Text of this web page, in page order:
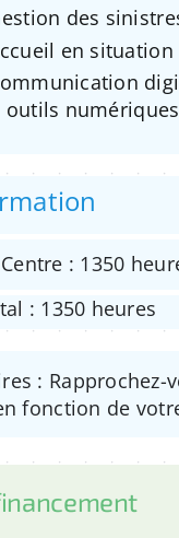
des
en
outils numériques
: 1350
: 1350 heures
:
fonction de